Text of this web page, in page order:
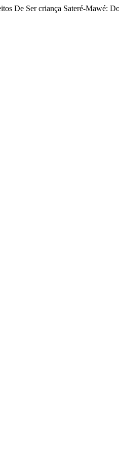
De Ser criança Sateré-Mawé: